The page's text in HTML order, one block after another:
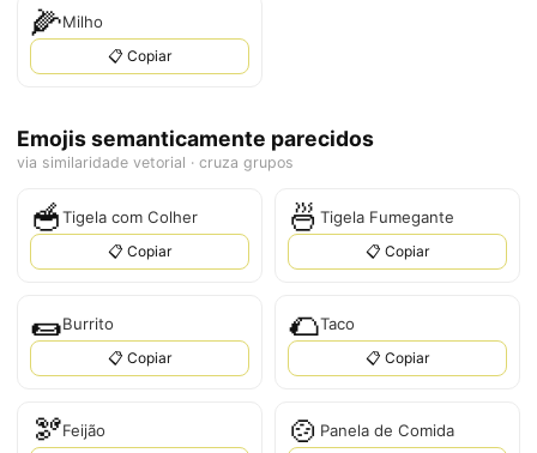
🌽Milho
📋 Copiar
Emojis semanticamente parecidos
via similaridade vetorial · cruza grupos
🥣Tigela com Colher
📋 Copiar
🍜 Tigela Fumegante
📋 Copiar
🌯Burrito
📋 Copiar
🌮Taco
📋 Copiar
🫘Feijão 🍲 Panela de Comida